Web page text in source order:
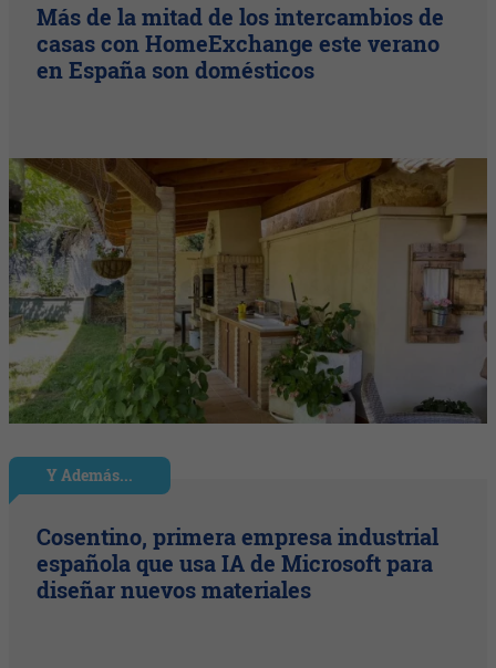
Más de la mitad de los intercambios de
casas con HomeExchange este verano
en España son domésticos
Y Además...
Cosentino, primera empresa industrial
española que usa IA de Microsoft para
diseñar nuevos materiales